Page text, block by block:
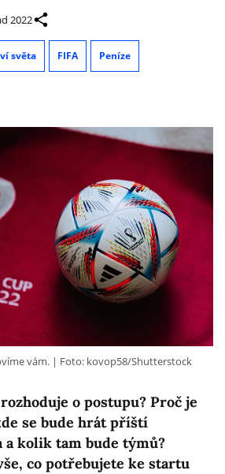
2022
světa FIFA Peníze
o postupu? Proč je
se bude hrát příští
kolik tam bude týmů?
co potřebujete ke startu
vám. Foto: kovop58/Shutterstock